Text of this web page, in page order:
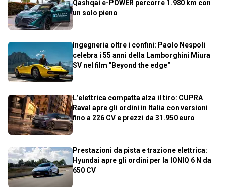
Qashqai e-POWER percorre 1.980 km con
un solo pieno
Ingegneria oltre i confini: Paolo Nespoli
celebra i 55 anni della Lamborghini Miura
SV nel film "Beyond the edge"
L’elettrica compatta alza il tiro: CUPRA
Raval apre gli ordini in Italia con versioni
fino a 226 CV e prezzi da 31.950 euro
Prestazioni da pista e trazione elettrica:
Hyundai apre gli ordini per la IONIQ 6 N da
650 CV